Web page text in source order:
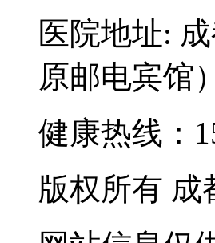
医院地址:
原邮电宾馆）
健康热线：
版权所有 成